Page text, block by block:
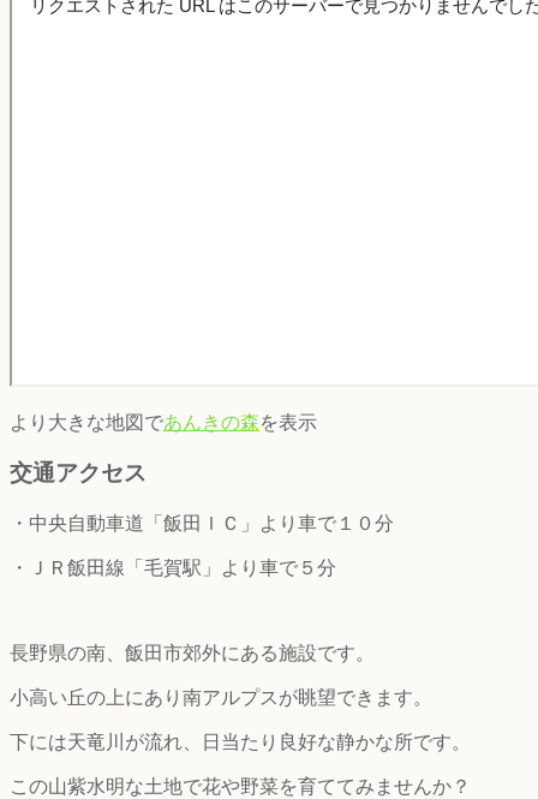
より大きな地図であんきの森を表示
交通アクセス
・中央自動車道「飯田ＩＣ」より車で１０分
・ＪＲ飯田線「毛賀駅」より車で５分
長野県の南、飯田市郊外にある施設です。
小高い丘の上にあり南アルプスが眺望できます。
下には天竜川が流れ、日当たり良好な静かな所です。
この山紫水明な土地で花や野菜を育ててみませんか？